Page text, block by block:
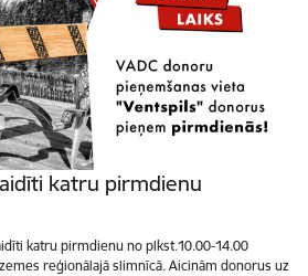
katru pirmdienu
katru pirmdienu no plkst.10.00-14.00
reģionālajā slimnīcā. Aicinām donorus uz